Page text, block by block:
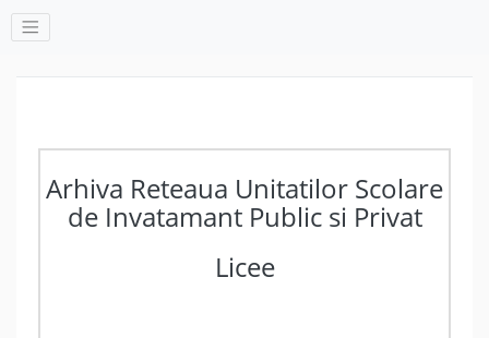
Arhiva Reteaua Unitatilor Scolare
de Invatamant Public si Privat
Licee